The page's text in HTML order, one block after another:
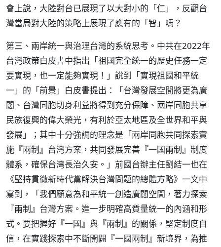
會上說，大陸對台已展現了以大對小的「仁」，反觀台
灣當局對大陸的策略上展現了應有的「智」嗎？
第三、兩岸統一與治理台灣的系統思考。中共在2022年
台灣政策白皮書中指出「祖國完全統一的歷史任務一定
要實現，也一定能夠實現！」說到「實現祖國和平統
一」的「前景」白皮書提出：「台灣發展空間將更為廣
闊、台灣同胞切身利益將得到充分保障、兩岸同胞共享
民族復興的偉大榮光，有利於亞太地區及全世界和平與
發展」；其中十分強調的理念是「兩岸同胞共同探索實
施『兩制』台灣方案，共同發展完善『一國兩制』制度
體系，確保台灣長治久安。」前國台辦主任劉結一也在
《堅持貫徹新時代黨解決台灣問題的總體方略》一文中
寫到，「我們願意為和平統一創造廣闊空間，著力探索
『兩制』台灣方案。進一步明確高質量統一的內涵和形
式。要把握好『一國』與『兩制』的關係，堅定制度自
信，在實踐探索中不斷開闢『一國兩制』新境界，為推